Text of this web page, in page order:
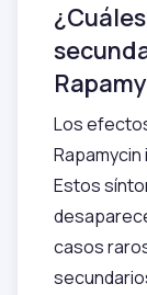
Los
Estos
casos